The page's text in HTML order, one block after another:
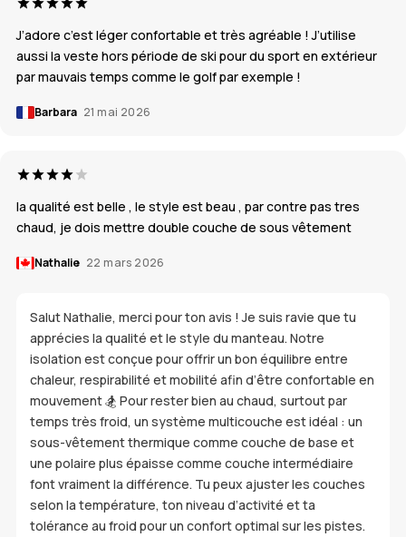
J’adore c’est léger confortable et très agréable ! J’utilise
aussi la veste hors période de ski pour du sport en extérieur
par mauvais temps comme le golf par exemple !
Barbara 21 mai 2026
la qualité est belle , le style est beau , par contre pas tres
chaud, je dois mettre double couche de sous vêtement
Nathalie 22 mars 2026
Salut Nathalie, merci pour ton avis ! Je suis ravie que tu
apprécies la qualité et le style du manteau. Notre
isolation est conçue pour offrir un bon équilibre entre
chaleur, respirabilité et mobilité afin d’être confortable en
mouvement 🏂 Pour rester bien au chaud, surtout par
temps très froid, un système multicouche est idéal : un
sous-vêtement thermique comme couche de base et
une polaire plus épaisse comme couche intermédiaire
font vraiment la différence. Tu peux ajuster les couches
selon la température, ton niveau d’activité et ta
tolérance au froid pour un confort optimal sur les pistes.